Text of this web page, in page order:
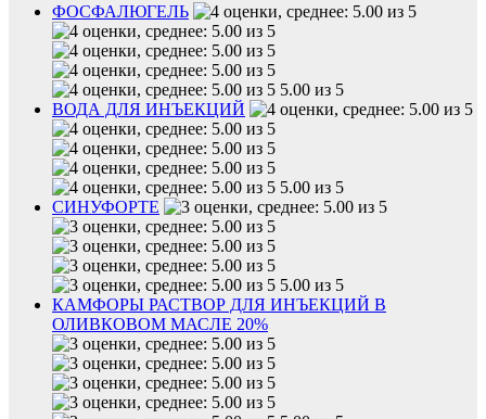
ФОСФАЛЮГЕЛЬ
5.00 из 5
ВОДА ДЛЯ ИНЪЕКЦИЙ
5.00 из 5
СИНУФОРТЕ
5.00 из 5
КАМФОРЫ РАСТВОР ДЛЯ ИНЪЕКЦИЙ В
ОЛИВКОВОМ МАСЛЕ 20%